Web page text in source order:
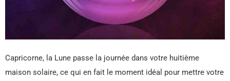
Capricorne, la Lune passe la journée dans votre huitième
maison solaire, ce qui en fait le moment idéal pour mettre votre